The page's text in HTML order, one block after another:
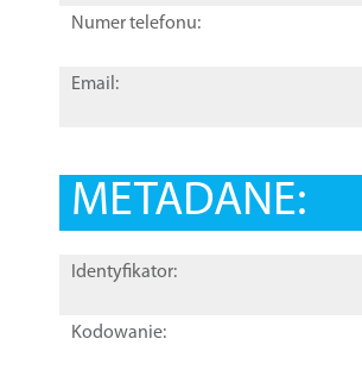
Numer telefonu:
Email:
METADANE:
Identyfikator:
Kodowanie: